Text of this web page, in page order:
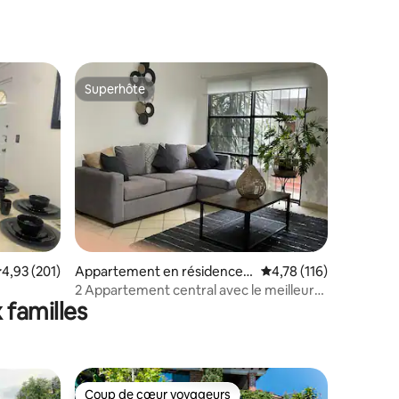
: 4,86 sur 5
moyenne sur la base de 201 commentaires : 4,93 sur 5
4,93 (201)
Superhôte
Superhôte
Appartement en résidence ⋅
Cuernavaca
Évaluation moyenne
4,78 (116)
2 Appartement central avec le meilleur
emplacement
familles
Coup de cœur voyageurs